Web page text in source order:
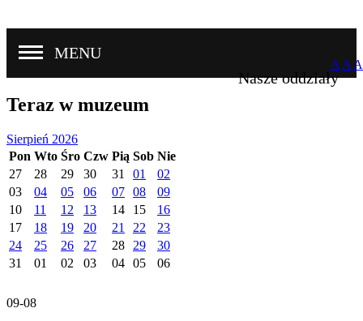
Nasze oddziały
MENU
Teraz w muzeum
Sierpień 2026
Pon Wto Śro Czw Pią Sob Nie
27
28 29 30 31 01
02
03
04 05 06 07 08
09
10
11 12 13 14 15
16
17
18 19 20 21 22
23
24
25 26 27 28 29
30
31
01 02 03 04 05 06
09-08
A A A